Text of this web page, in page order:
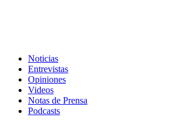
Noticias
Entrevistas
Opiniones
Videos
Notas de Prensa
Podcasts